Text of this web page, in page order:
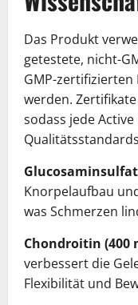
Das Produkt
getestete, nicht-
GMP-
werden.
sodass jede
Glucosaminsulfat
Knorpelaufbau
was Schmerzen
Chondroitin (400
verbessert die
Flexibilität und